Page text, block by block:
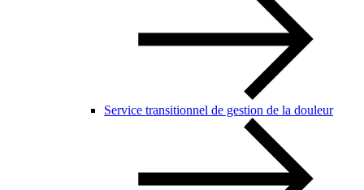
Service transitionnel de gestion de la douleur